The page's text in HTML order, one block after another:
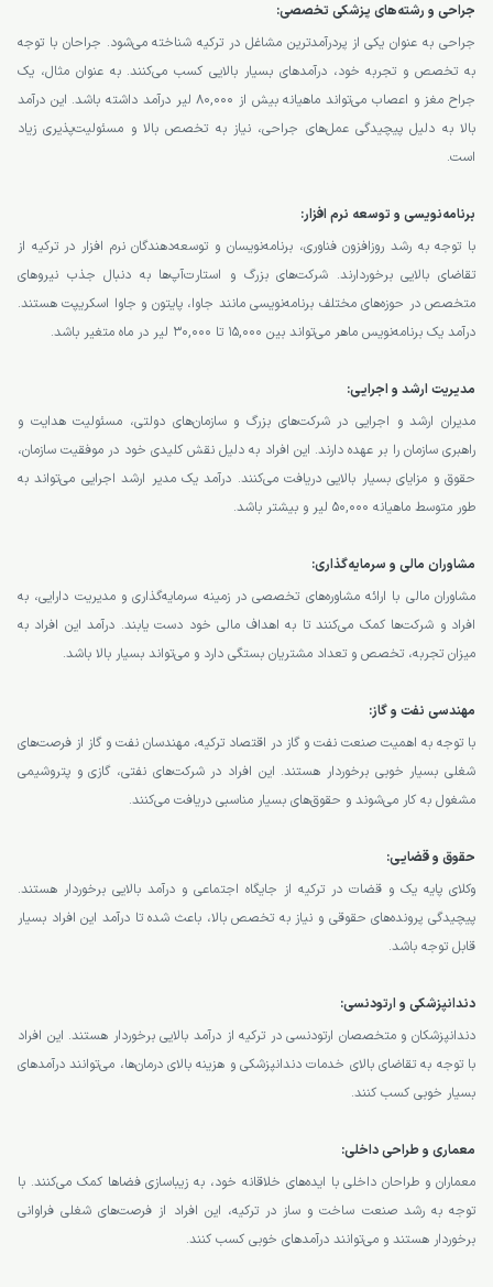
جراحی و رشته‌های پزشکی تخصصی:
جراحی به عنوان یکی از پردرآمدترین مشاغل در ترکیه شناخته می‌شود. جراحان با توجه
به تخصص و تجربه خود، درآمدهای بسیار بالایی کسب می‌کنند. به عنوان مثال، یک
جراح مغز و اعصاب می‌تواند ماهیانه بیش از 80,000 لیر درآمد داشته باشد. این درآمد
بالا به دلیل پیچیدگی عمل‌های جراحی، نیاز به تخصص بالا و مسئولیت‌پذیری زیاد
است.
برنامه‌نویسی و توسعه نرم افزار:
با توجه به رشد روزافزون فناوری، برنامه‌نویسان و توسعه‌دهندگان نرم افزار در ترکیه از
تقاضای بالایی برخوردارند. شرکت‌های بزرگ و استارت‌آپ‌ها به دنبال جذب نیروهای
متخصص در حوزه‌های مختلف برنامه‌نویسی مانند جاوا، پایتون و جاوا اسکریپت هستند.
درآمد یک برنامه‌نویس ماهر می‌تواند بین 15,000 تا 30,000 لیر در ماه متغیر باشد.
مدیریت ارشد و اجرایی:
مدیران ارشد و اجرایی در شرکت‌های بزرگ و سازمان‌های دولتی، مسئولیت هدایت و
راهبری سازمان را بر عهده دارند. این افراد به دلیل نقش کلیدی خود در موفقیت سازمان،
حقوق و مزایای بسیار بالایی دریافت می‌کنند. درآمد یک مدیر ارشد اجرایی می‌تواند به
طور متوسط ماهیانه 50,000 لیر و بیشتر باشد.
مشاوران مالی و سرمایه‌گذاری:
مشاوران مالی با ارائه مشاوره‌های تخصصی در زمینه سرمایه‌گذاری و مدیریت دارایی، به
افراد و شرکت‌ها کمک می‌کنند تا به اهداف مالی خود دست یابند. درآمد این افراد به
میزان تجربه، تخصص و تعداد مشتریان بستگی دارد و می‌تواند بسیار بالا باشد.
مهندسی نفت و گاز:
با توجه به اهمیت صنعت نفت و گاز در اقتصاد ترکیه، مهندسان نفت و گاز از فرصت‌های
شغلی بسیار خوبی برخوردار هستند. این افراد در شرکت‌های نفتی، گازی و پتروشیمی
مشغول به کار می‌شوند و حقوق‌های بسیار مناسبی دریافت می‌کنند.
حقوق و قضایی:
وکلای پایه یک و قضات در ترکیه از جایگاه اجتماعی و درآمد بالایی برخوردار هستند.
پیچیدگی پرونده‌های حقوقی و نیاز به تخصص بالا، باعث شده تا درآمد این افراد بسیار
قابل توجه باشد.
دندانپزشکی و ارتودنسی:
دندانپزشکان و متخصصان ارتودنسی در ترکیه از درآمد بالایی برخوردار هستند. این افراد
با توجه به تقاضای بالای خدمات دندانپزشکی و هزینه بالای درمان‌ها، می‌توانند درآمدهای
بسیار خوبی کسب کنند.
معماری و طراحی داخلی:
معماران و طراحان داخلی با ایده‌های خلاقانه خود، به زیباسازی فضاها کمک می‌کنند. با
توجه به رشد صنعت ساخت و ساز در ترکیه، این افراد از فرصت‌های شغلی فراوانی
برخوردار هستند و می‌توانند درآمدهای خوبی کسب کنند.